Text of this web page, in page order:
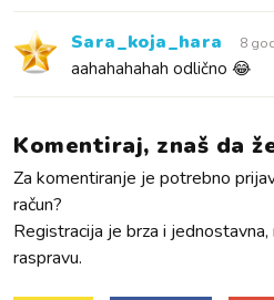
Sara_koja_hara 8
aahahahahah odlično 😂
Komentiraj, znaš da
Za komentiranje je potrebno
račun?
Registracija je brza i
raspravu.